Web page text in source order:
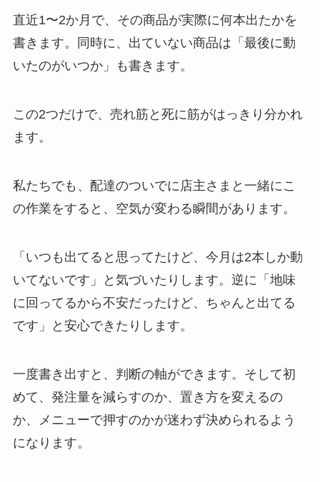
直近1〜2か月で、その商品が実際に何本出たかを
書きます。同時に、出ていない商品は「最後に動
いたのがいつか」も書きます。
この2つだけで、売れ筋と死に筋がはっきり分かれ
ます。
私たちでも、配達のついでに店主さまと一緒にこ
の作業をすると、空気が変わる瞬間があります。
「いつも出てると思ってたけど、今月は2本しか動
いてないです」と気づいたりします。逆に「地味
に回ってるから不安だったけど、ちゃんと出てる
です」と安心できたりします。
一度書き出すと、判断の軸ができます。そして初
めて、発注量を減らすのか、置き方を変えるの
か、メニューで押すのかが迷わず決められるよう
になります。